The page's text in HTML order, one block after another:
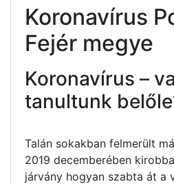
Koronavírus
Fejér megye
Koronavírus –
tanultunk
Talán sokakban felmerült
2019 decemberében
járvány hogyan szabta át a